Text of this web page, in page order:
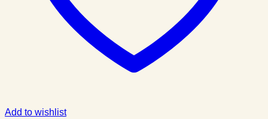
Add to wishlist